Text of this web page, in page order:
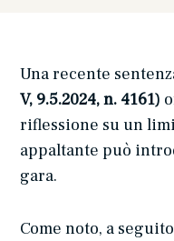
Una recente
V, 9.5.2024, n. 4161)
riflessione su un
appaltante può
gara.
Come noto, a